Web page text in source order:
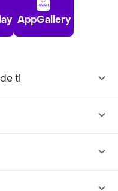
AppGallery
ti